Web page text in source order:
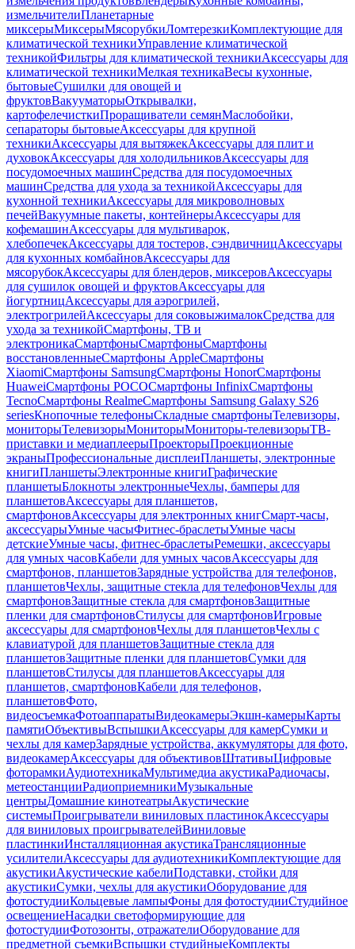
измельчителиПланетарные
миксерыМиксерыМясорубкиЛомтерезкиКомплектующие для
климатической техникиУправление климатической
техникойФильтры для климатической техникиАксессуары для
климатической техникиМелкая техникаВесы кухонные,
бытовыеСушилки для овощей и
фруктовВакууматорыОткрывалки,
картофелечисткиПроращиватели семянМаслобойки,
сепараторы бытовыеАксессуары для крупной
техникиАксессуары для вытяжекАксессуары для плит и
духовокАксессуары для холодильниковАксессуары для
посудомоечных машинСредства для посудомоечных
машинСредства для ухода за техникойАксессуары для
кухонной техникиАксессуары для микроволновых
печейВакуумные пакеты, контейнерыАксессуары для
кофемашинАксессуары для мультиварок,
хлебопечекАксессуары для тостеров, сэндвичницАксессуары
для кухонных комбайновАксессуары для
мясорубокАксессуары для блендеров, миксеровАксессуары
для сушилок овощей и фруктовАксессуары для
йогуртницАксессуары для аэрогрилей,
электрогрилейАксессуары для соковыжималокСредства для
ухода за техникойСмартфоны, ТВ и
электроникаСмартфоныСмартфоныСмартфоны
восстановленныеСмартфоны AppleСмартфоны
XiaomiСмартфоны SamsungСмартфоны HonorСмартфоны
HuaweiСмартфоны POCOСмартфоны InfinixСмартфоны
TecnoСмартфоны RealmeСмартфоны Samsung Galaxy S26
seriesКнопочные телефоныСкладные смартфоныТелевизоры,
мониторыТелевизорыМониторыМониторы-телевизорыТВ-
приставки и медиаплеерыПроекторыПроекционные
экраныПрофессиональные дисплеиПланшеты, электронные
книгиПланшетыЭлектронные книгиГрафические
планшетыБлокноты электронныеЧехлы, бамперы для
планшетовАксессуары для планшетов,
смартфоновАксессуары для электронных книгСмарт-часы,
аксессуарыУмные часыФитнес-браслетыУмные часы
детскиеУмные часы, фитнес-браслетыРемешки, аксессуары
для умных часовКабели для умных часовАксессуары для
смартфонов, планшетовЗарядные устройства для телефонов,
планшетовЧехлы, защитные стекла для телефоновЧехлы для
смартфоновЗащитные стекла для смартфоновЗащитные
пленки для смартфоновСтилусы для смартфоновИгровые
аксессуары для смартфоновЧехлы для планшетовЧехлы с
клавиатурой для планшетовЗащитные стекла для
планшетовЗащитные пленки для планшетовСумки для
планшетовСтилусы для планшетовАксессуары для
планшетов, смартфоновКабели для телефонов,
планшетовФото,
видеосъемкаФотоаппаратыВидеокамерыЭкшн-камерыКарты
памятиОбъективыВспышкиАксессуары для камерСумки и
чехлы для камерЗарядные устройства, аккумуляторы для фото,
видеокамерАксессуары для объективовШтативыЦифровые
фоторамкиАудиотехникаМультимедиа акустикаРадиочасы,
метеостанцииРадиоприемникиМузыкальные
центрыДомашние кинотеатрыАкустические
системыПроигрыватели виниловых пластинокАксессуары
для виниловых проигрывателейВиниловые
пластинкиИнсталляционная акустикаТрансляционные
усилителиАксессуары для аудиотехникиКомплектующие для
акустикиАкустические кабелиПодставки, стойки для
акустикиСумки, чехлы для акустикиОборудование для
фотостудииКольцевые лампыФоны для фотостудииСтудийное
освещениеНасадки светоформирующие для
фотостудииФотозонты, отражателиОборудование для
предметной съемкиВспышки студийныеКомплекты